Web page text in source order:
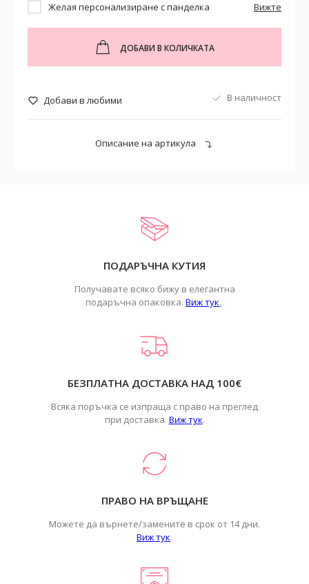
Желая персонализиране с панделка Вижте
ДОБАВИ В КОЛИЧКАТА
Добави в любими В наличност
Описание на артикула
ПОДАРЪЧНА КУТИЯ
Получавате всяко бижу в елегантна
подаръчна опаковка. Виж тук.
БЕЗПЛАТНА ДОСТАВКА НАД 100€
Всяка поръчка се изпраща с право на преглед
при доставка. Виж тук.
ПРАВО НА ВРЪЩАНЕ
Можете да върнете/замените в срок от 14 дни.
Виж тук.